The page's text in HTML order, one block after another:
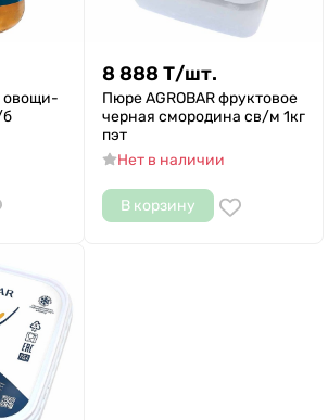
овощи-
б
8 888 Т/шт.
Пюре AGROBAR фруктовое
черная смородина св/м 1кг
пэт
Нет в наличии
В корзину